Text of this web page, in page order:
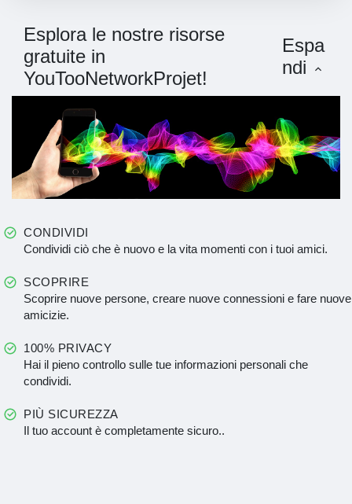
Esplora le nostre risorse
gratuite in
YouTooNetworkProjet!
Espa
ndi
CONDIVIDI
Condividi ciò che è nuovo e la vita momenti con i tuoi amici.
SCOPRIRE
Scoprire nuove persone, creare nuove connessioni e fare nuove
amicizie.
100% PRIVACY
Hai il pieno controllo sulle tue informazioni personali che
condividi.
PIÙ SICUREZZA
Il tuo account è completamente sicuro..